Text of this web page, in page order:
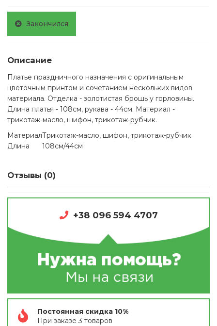
Закончился
Описание
Платье праздничного назначения с оригинальным
цветочным принтом и сочетанием нескольких видов
материала. Отделка - золотистая брошь у горловины.
Длина платья - 108см, рукава - 44см. Материал -
трикотаж-масло, шифон, трикотаж-рубчик.
МатериалТрикотаж-масло, шифон, трикотаж-рубчик
Длина
108см/44см
Отзывы (0)
+38 096 594 4707
Постоянная скидка 10%
При заказе 3 товаров